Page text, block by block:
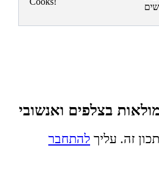
זה. עליך להתחבר